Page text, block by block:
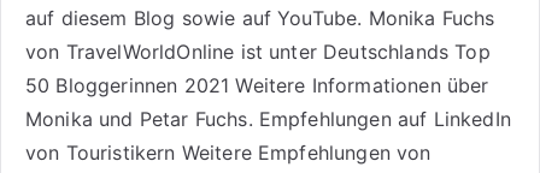
auf diesem Blog sowie aufYouTube. Monika Fuchs
von TravelWorldOnline ist unter Deutschlands Top
50 Bloggerinnen 2021 Weitere Informationen über
Monika und Petar Fuchs. Empfehlungen auf LinkedIn
von Touristikern Weitere Empfehlungen von